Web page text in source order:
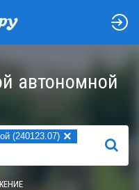
автономной
(240123.07) ×
НАЙТИ